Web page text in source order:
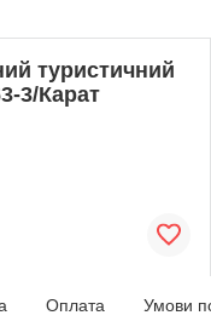
туристичний
3/Карат
Оплата Умови